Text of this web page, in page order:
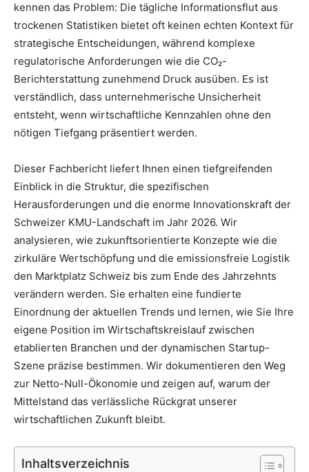
kennen das Problem: Die tägliche Informationsflut aus
trockenen Statistiken bietet oft keinen echten Kontext für
strategische Entscheidungen, während komplexe
regulatorische Anforderungen wie die CO₂-
Berichterstattung zunehmend Druck ausüben. Es ist
verständlich, dass unternehmerische Unsicherheit
entsteht, wenn wirtschaftliche Kennzahlen ohne den
nötigen Tiefgang präsentiert werden.
Dieser Fachbericht liefert Ihnen einen tiefgreifenden
Einblick in die Struktur, die spezifischen
Herausforderungen und die enorme Innovationskraft der
Schweizer KMU-Landschaft im Jahr 2026. Wir
analysieren, wie zukunftsorientierte Konzepte wie die
zirkuläre Wertschöpfung und die emissionsfreie Logistik
den Marktplatz Schweiz bis zum Ende des Jahrzehnts
verändern werden. Sie erhalten eine fundierte
Einordnung der aktuellen Trends und lernen, wie Sie Ihre
eigene Position im Wirtschaftskreislauf zwischen
etablierten Branchen und der dynamischen Startup-
Szene präzise bestimmen. Wir dokumentieren den Weg
zur Netto-Null-Ökonomie und zeigen auf, warum der
Mittelstand das verlässliche Rückgrat unserer
wirtschaftlichen Zukunft bleibt.
Inhaltsverzeichnis